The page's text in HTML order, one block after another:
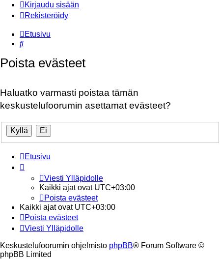
Kirjaudu sisään
Rekisteröidy
Etusivu
Etsi
Poista evästeet
Haluatko varmasti poistaa tämän
keskustelufoorumin asettamat evästeet?
Etusivu
Viesti Ylläpidolle
Kaikki ajat ovat UTC+03:00
Poista evästeet
Kaikki ajat ovat UTC+03:00
Poista evästeet
Viesti Ylläpidolle
Keskustelufoorumin ohjelmisto phpBB® Forum Software ©
phpBB Limited